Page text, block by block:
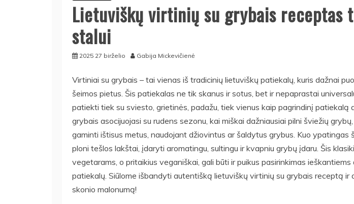
Lietuviškų virtinių su grybais receptas
stalui
2025 27 birželio Gabija Mickevičienė
Virtiniai su grybais – tai vienas iš tradicinių lietuviškų patiekalų, kuris dažnai
šeimos pietus. Šis patiekalas ne tik skanus ir sotus, bet ir nepaprastai
patiekti tiek su sviesto, grietinės, padažu, tiek vienus kaip pagrindinį patiekalą
grybais asocijuojasi su rudens sezonu, kai miškai dažniausiai pilni šviežių
gaminti ištisus metus, naudojant džiovintus ar šaldytus grybus. Kuo ypatingas
ploni tešlos lakštai, įdaryti aromatingu, sultingu ir kvapniu grybų įdaru. Šis
vegetarams, o pritaikius veganiškai, gali būti ir puikus pasirinkimas ieškantiems
patiekalų. Siūlome išbandyti autentišką lietuviškų virtinių su grybais receptą ir
skonio malonumą!